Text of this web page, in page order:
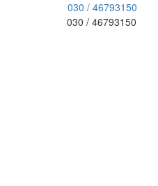
030 / 46793150
030 / 46793150